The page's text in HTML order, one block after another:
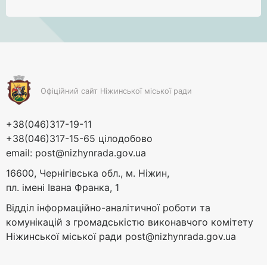
Офіційний сайт Ніжинської міської ради
+38(046)317-19-11
+38(046)317-15-65 цілодобово
email: post@nizhynrada.gov.ua
16600, Чернігівська обл., м. Ніжин,
пл. імені Івана Франка, 1
Відділ інформаційно-аналітичної роботи та
комунікацій з громадськістю виконавчого комітету
Ніжинської міської ради post@nizhynrada.gov.ua